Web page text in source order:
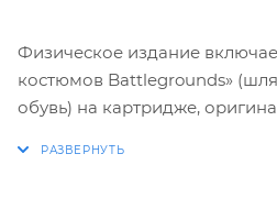
Физическое издание
костюмов Battlegrounds»
обувь) на картридже,